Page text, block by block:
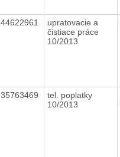
44622961
upratovacie a
čistiace práce
10/2013
35763469
tel. poplatky
10/2013